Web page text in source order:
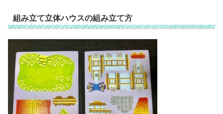
組み立て立体ハウスの組み立て方